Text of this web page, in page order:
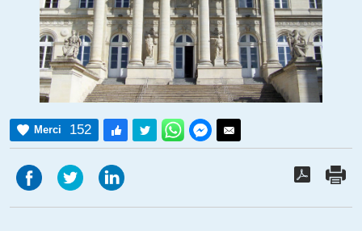
Merci 152